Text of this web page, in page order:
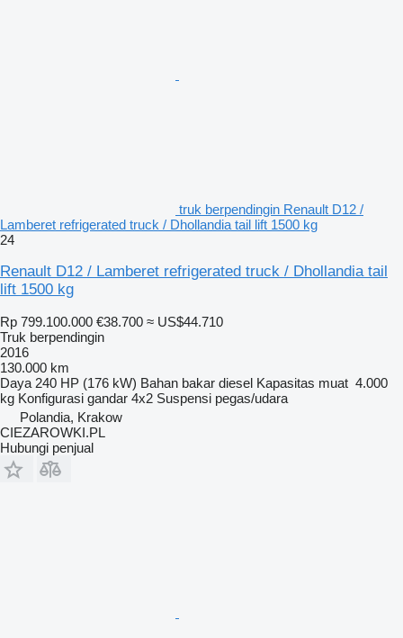
truk berpendingin Renault D12 /
Lamberet refrigerated truck / Dhollandia tail lift 1500 kg
24
Renault D12 / Lamberet refrigerated truck / Dhollandia tail
lift 1500 kg
Rp 799.100.000 €38.700 ≈ US$44.710
Truk berpendingin
2016
130.000 km
Daya 240 HP (176 kW) Bahan bakar diesel Kapasitas muat 4.000
kg Konfigurasi gandar 4x2 Suspensi pegas/udara
Polandia, Krakow
CIEZAROWKI.PL
Hubungi penjual